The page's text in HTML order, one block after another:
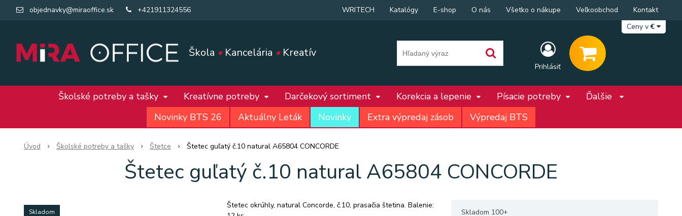
Škola •Kancelária •Kreatív
objednavky@miraoffice.sk +421911324556
Prihlásiť
WRITECH Katalógy E-shop O nás Všetko o nákupe Veľkoobchod
Kontakt
Ceny v€
Školské potreby a tašky Kreatívne potreby Darčekový sortiment Korekcia a lepenie Písacie potreby
Ďalšie
Novinky BTS 26
Aktuálny Leták Novinky Extra výpredaj zásob Výpredaj BTS
Úvod Školské potreby a tašky Štetce Štetec guľatý č.10 natural A65804 CONCORDE
Štetec guľatý č.10 natural A65804 CONCORDE
Skladom Skladom 100+
Štetec okrúhly, natural Concorde, č.10, prasačia štetina. Balenie: